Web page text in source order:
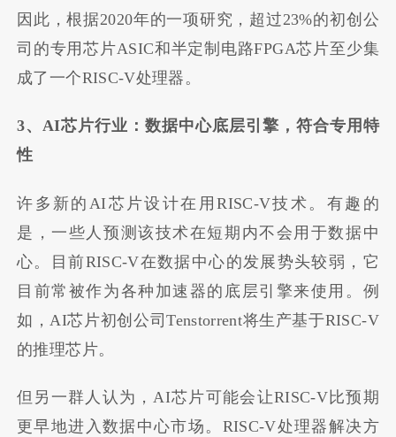
因此，根据2020年的一项研究，超过23%的初创公
司的专用芯片ASIC和半定制电路FPGA芯片至少集
成了一个RISC-V处理器。
3、AI芯片行业：数据中心底层引擎，符合专用特
性
许多新的AI芯片设计在用RISC-V技术。有趣的
是，一些人预测该技术在短期内不会用于数据中
心。目前RISC-V在数据中心的发展势头较弱，它
目前常被作为各种加速器的底层引擎来使用。例
如，AI芯片初创公司Tenstorrent将生产基于RISC-V
的推理芯片。
但另一群人认为，AI芯片可能会让RISC-V比预期
更早地进入数据中心市场。RISC-V处理器解决方